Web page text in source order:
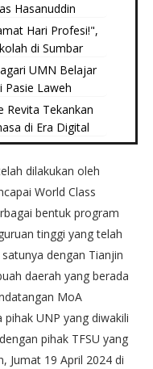
Hasanuddin
Hari Profesi!",
di Sumbar
UMN Belajar
Laweh
Revita Tekankan
di Era Digital
dilakukan oleh
World Class
bentuk program
tinggi yang telah
dengan Tianjin
daerah yang berada
MoA
UNP yang diwakili
pihak TFSU yang
Jumat 19 April 2024 di